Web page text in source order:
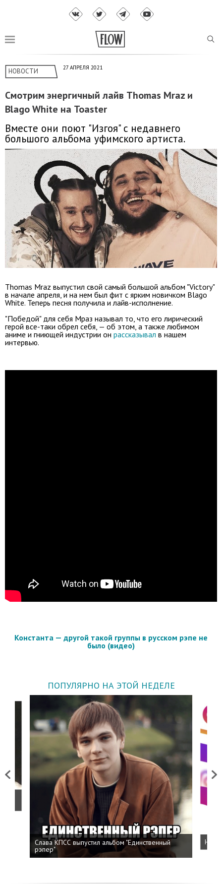
НОВОСТИ 27 АПРЕЛЯ 2021
Смотрим энергичный лайв Thomas Mraz и
Blago White на Toaster
Вместе они поют "Изгоя" с недавнего
большого альбома уфимского артиста.
Thomas Mraz выпустил свой самый большой альбом "Victory"
в начале апреля, и на нем был фит с ярким новичком Blago
White. Теперь песня получила и лайв-исполнение.
"Победой" для себя Мраз называл то, что его лирический
герой все-таки обрел себя, — об этом, а также любимом
аниме и гниющей индустрии он рассказывал в нашем
интервью.
Константа — другой такой группы в русском рэпе не
было (видео)
ПОПУЛЯРНО НА ЭТОЙ НЕДЕЛЕ
Previous
Слава КПСС выпустил альбом "Единственный
рэпер"
Next